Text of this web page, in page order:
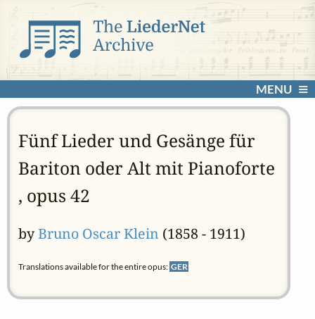
MENU
Fünf Lieder und Gesänge für
Bariton oder Alt mit Pianoforte
, opus 42
byBruno Oscar Klein (1858 - 1911)
Translations available for the entire opus: GER